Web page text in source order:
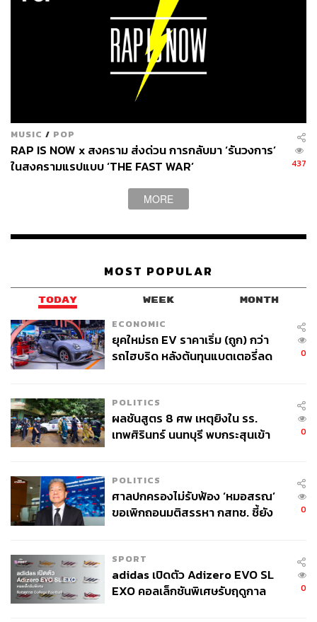
3.45 x 4.9 x 2.55มันคือขนาดของห้องของ
อัตตาตอนเรียนดนตรีช่วง ม.ปลาย ห้องนี้เป็นห้องเช่าที่เล็ก
มากๆ อัตตาเปิดเพลงแรกของอัลบั้มด้วยการบรรยายถึงห้อง
ชีวิตในห้อง สิ่งที่เรียนรู้จากห้อง ห้องนั้นเลขที่ 704 เขาตั้งชื่อ
เพลงตามชื่อห้อง ซึ่งบางคนนึกถึงเพลงของ ดาจิม แรปเปอร์
ในยุค Y2K ที่เขียนเพลงเล่าเรื่องผีในห้องเลข 704 เหมือนกัน
ปลายเพลงมีแซกโซโฟนด้วย ถ้าลองฟังเพลงนี้สัก 2-3 รอบ
ลองโฟกัสที่ดนตรีโดยตัดเสียงอัตตาออกไป มันจะกลาย
เป็นการฟังเพลงสแตนดาร์ดแจ๊สที่เพราะและนุ่มลึกเพลงหนึ่ง
ใครที่ชอบสายทฤษฎี อัตตาเล่าให้ฟังว่าเพลงนี้เขาซ่อนอะไร
ไว้กับเลข 704 เยอะมาก เช่นความยาวของเพลงคือ 4:07, ใช้
Time Signature 7/4 ซึ่งแรปเปอร์อย่างเขาชอบใช้, บีตดนตรี
ของเพลงนี้จะอยู่ที่ 74 bpm, และมีเนื้อเพลงที่พูดถึง Stan Getz
เข้าไปในเพลงด้วย และประโยคเด็ดเพลงนี้คือ
“กว่าจะผ่านพ้นแต่ละปี Democracy ที่มี
MUSIC / POP
RAP IS NOW x สงคราม ส่งด่วน การกลับมา ‘รันวงการ’
ในสงครามแรปแบบ ‘THE FAST WAR’
437
MORE
MOST POPULAR
TODAY WEEK MONTH
ECONOMIC
ยุคใหม่รถ EV ราคาเริ่ม (ถูก) กว่า
รถไฮบริด หลังต้นทุนแบตเตอรี่ลด
0
POLITICS
ผลชันสูตร 8 ศพ เหตุยิงใน รร.
เทพศิรินทร์ นนทบุรี พบกระสุนเข้า
0
POLITICS
ศาลปกครองไม่รับฟ้อง ‘หมอสรณ’
ขอเพิกถอนมติสรรหา กสทช. ชี้ยัง
0
SPORT
adidas เปิดตัว Adizero EVO SL
EXO คอลเล็กชันพิเศษรับฤดูกาล
0